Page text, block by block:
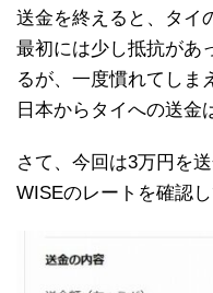
送金を終えると、タイ
最初には少し抵抗があ
るが、一度慣れてしま
日本からタイへの送金
さて、今回は3万円を送
WISEのレートを確認し